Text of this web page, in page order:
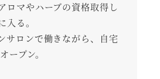
ロマやハーブの資格取得し
る。
サロンで働きながら、自宅
ープン。